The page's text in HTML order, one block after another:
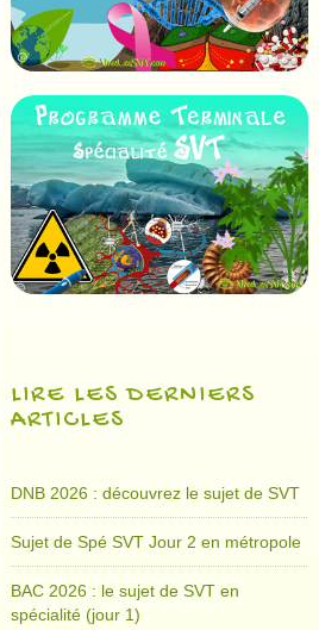
LIRE LES DERNIERS
ARTICLES
DNB 2026 : découvrez le sujet de SVT
Sujet de Spé SVT Jour 2 en métropole
BAC 2026 : le sujet de SVT en
spécialité (jour 1)